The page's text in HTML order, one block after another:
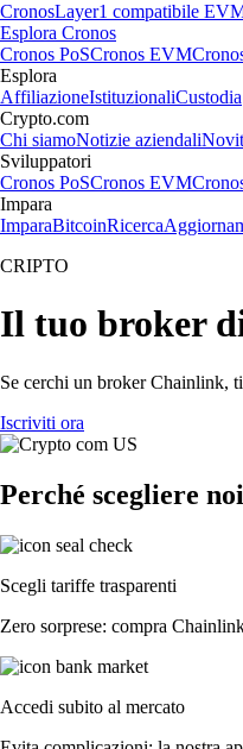
CronosLayer1 compatibile
Esplora Cronos
Cronos PoSCronos EVM
Esplora
AffiliazioneIstituzionaliCustodia
Crypto.com
Chi siamoNotizie aziendali
Sviluppatori
Cronos PoSCronos EVM
Impara
ImparaBitcoinRicerca
CRIPTO
Il tuo broker
Se cerchi un broker Chainlink,
Iscriviti ora
Perché scegliere
Scegli tariffe trasparenti
Zero sorprese: compra
Accedi subito al mercato